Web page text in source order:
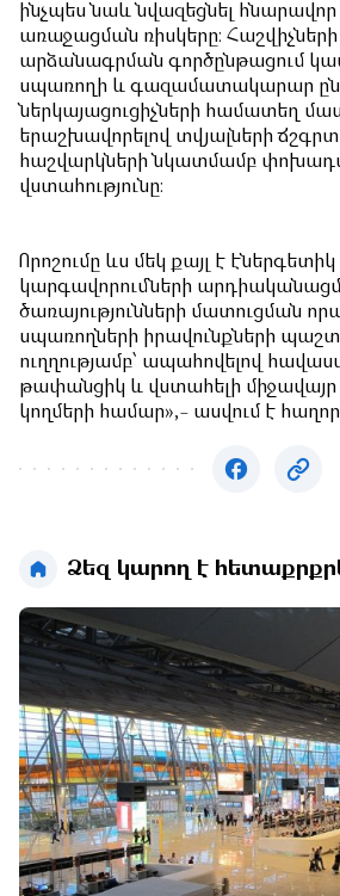
ինչպես նաև նվազեցնել հնարավոր
առաջացման ռիսկերը։ Հաշվիչների
արձանագրման գործընթացում
սպառողի և գազամատակարար
ներկայացուցիչների համատեղ
երաշխավորելով տվյալների
հաշվարկների նկատմամբ
վստահությունը։
Որոշումը ևս մեկ քայլ է էներգետիկ
կարգավորումների
ծառայությունների մատուցման
սպառողների իրավունքների
ուղղությամբ՝ ապահովելով
թափանցիկ և վստահելի միջավայր
կողմերի համար»,- ասվում է
Ձեզ կարող է